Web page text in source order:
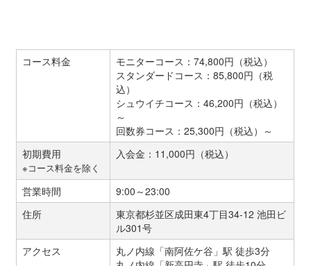
コース料金
モニターコース：74,800円（税込）
スタンダードコース：85,800円（税
込）
シュウイチコース：46,200円（税込）
～
回数券コース：25,300円（税込）～
初期費用
※コース料金を除く
入会金：11,000円（税込）
営業時間
9:00～23:00
住所
東京都杉並区成田東4丁目34-12 池田ビ
ル301号
アクセス
丸ノ内線「南阿佐ケ谷」駅 徒歩3分